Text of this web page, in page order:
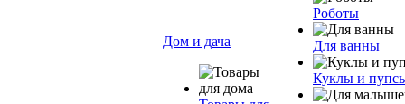
Дом и дача
Роботы
Для ванны
Куклы и